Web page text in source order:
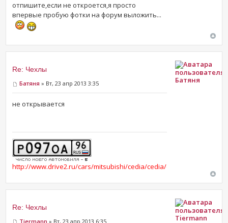
отпишите,если не откроется,я просто
впервые пробую фотки на форум выложить...
Re: Чехлы
Батяня » Вт, 23 апр 2013 3:35
не открывается
http://www.drive2.ru/cars/mitsubishi/cedia/cedia/dmitrii96/
Батяня
Re: Чехлы
Tiermann » Вт, 23 апр 2013 6:35 Tiermann